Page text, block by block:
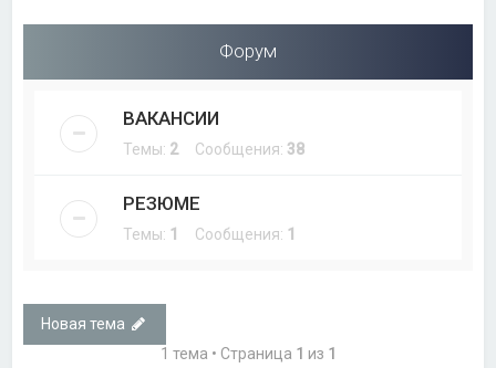
Форум
ВАКАНСИИ
Темы: 2Сообщения: 38
РЕЗЮМЕ
Темы: 1 Сообщения: 1
Новая тема
1 тема • Страница 1 из 1